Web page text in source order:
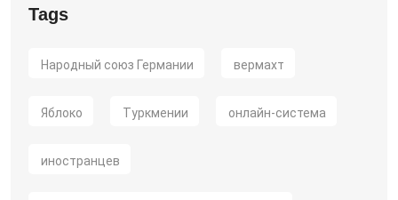
Tags
Народный союз Германии вермахт
Яблоко Туркмении онлайн-система
иностранцев